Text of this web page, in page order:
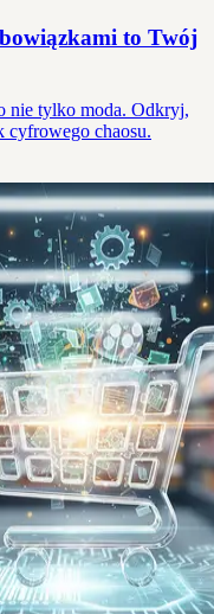
to Twój
nie tylko moda. Odkryj,
cyfrowego chaosu.